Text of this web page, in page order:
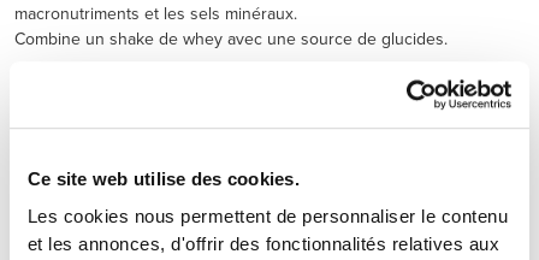
Ce site web utilise des cookies.
Les cookies nous permettent de personnaliser le contenu
et les annonces, d'offrir des fonctionnalités relatives aux
macronutriments et les sels minéraux.
Combine un shake de whey avec une source de glucides.